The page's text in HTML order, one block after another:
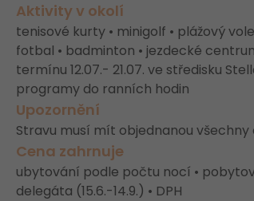
Aktivity v okolí
tenisové kurty • minigolf • plážový
fotbal • badminton • jezdecké
termínu 12.07.- 21.07. ve středisku
programy do ranních hodin
Upozornění
Stravu musí mít objednanou všechny
Cena zahrnuje
ubytování podle počtu nocí •
delegáta (15.6.-14.9.) • DPH